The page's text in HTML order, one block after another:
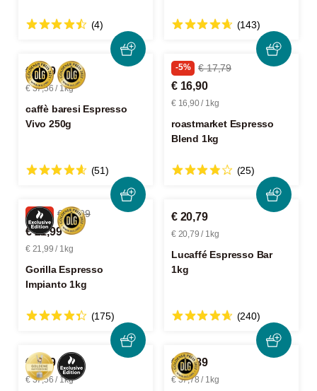
(4) (143)
€ 9,39
€ 37,56 / 1kg
caffè baresi Espresso
Vivo 250g
(51)
-5% € 17,79
€ 16,90
€ 16,90 / 1kg
roastmarket Espresso
Blend 1kg
(25)
-18% € 26,99
€ 21,99
€ 21,99 / 1kg
Gorilla Espresso
Impianto 1kg
(175)
€ 20,79
€ 20,79 / 1kg
Lucaffé Espresso Bar
1kg
(240)
€ 9,39
€ 37,56 / 1kg
€ 18,89
€ 37,78 / 1kg